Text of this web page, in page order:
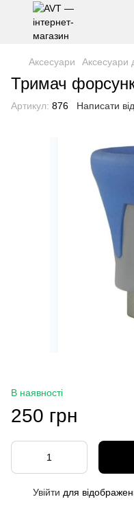
Аксесуари Аксесуари
Тримач
Артикул: 876 Написати
В наявності
250 грн
Увійти для